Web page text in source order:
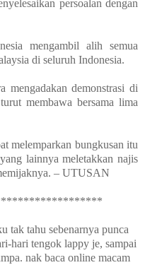
persoalan dengan
mengambil alih semua
di seluruh Indonesia.
mengadakan demonstrasi di
membawa bersama lima
melemparkan bungkusan itu
lainnya meletakkan najis
– UTUSAN
tak tahu sebenarnya punca
hari tengok lappy je, sampai
nak baca online macam